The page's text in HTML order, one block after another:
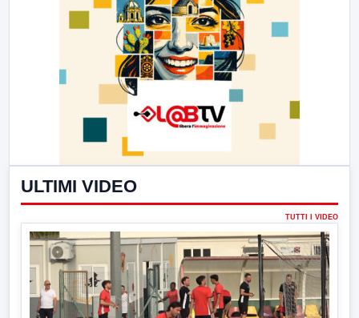
ULTIMI VIDEO
TUTTI I VIDEO